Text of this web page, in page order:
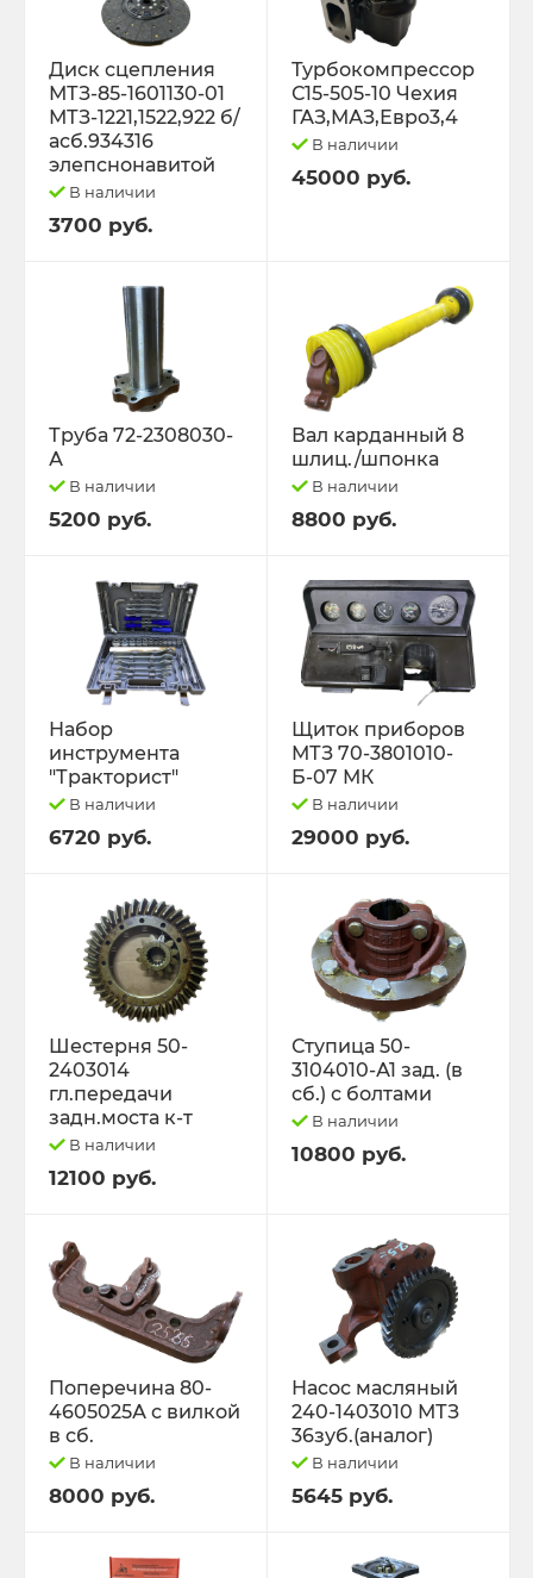
Диск сцепления
МТЗ-85-1601130-01
МТЗ-1221,1522,922 б/
асб.934316
элепснонавитой
В наличии
3700 руб.
Турбокомпрессор
С15-505-10 Чехия
ГАЗ,МАЗ,Евро3,4
В наличии
45000 руб.
Труба 72-2308030-
А
В наличии
5200 руб.
Вал карданный 8
шлиц./шпонка
В наличии
8800 руб.
Набор
инструмента
"Тракторист"
В наличии
6720 руб.
Щиток приборов
МТЗ 70-3801010-
Б-07 МК
В наличии
29000 руб.
Шестерня 50-
2403014
гл.передачи
задн.моста к-т
В наличии
12100 руб.
Ступица 50-
3104010-А1 зад. (в
сб.) с болтами
В наличии
10800 руб.
Поперечина 80-
4605025А с вилкой
в сб.
В наличии
8000 руб.
Насос масляный
240-1403010 МТЗ
36зуб.(аналог)
В наличии
5645 руб.